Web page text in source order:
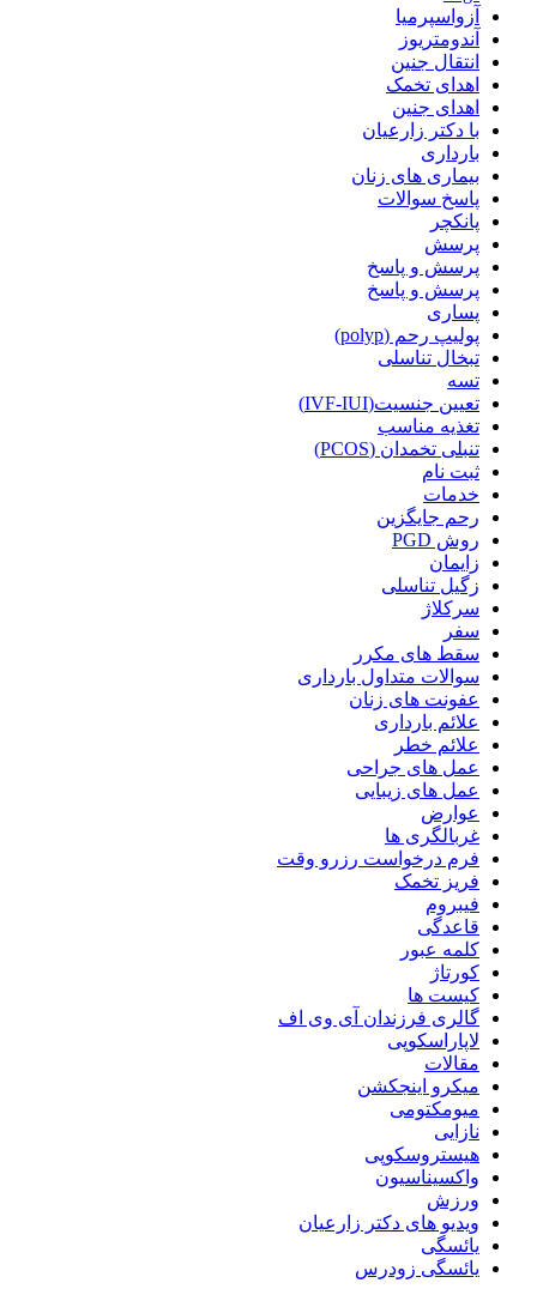
آزواسپرمیا
آندومتریوز
انتقال جنین
اهدای تخمک
اهدای جنین
با دکتر زارعیان
بارداری
بیماری های زنان
پاسخ سوالات
پانکچر
پرسش
پرسش و پاسخ
پرسش و پاسخ
پساری
پولیپ رحم (polyp)
تبخال تناسلی
تسه
تعیین جنسیت(IVF-IUI)
تغذیه مناسب
تنبلی تخمدان (PCOS)
ثبت نام
خدمات
رحم جایگزین
روش PGD
زایمان
زگیل تناسلی
سرکلاژ
سفر
سقط های مکرر
سوالات متداول بارداری
عفونت های زنان
علائم بارداری
علائم خطر
عمل های جراحی
عمل های زیبایی
عوارض
غربالگری ها
فرم درخواست رزرو وقت
فریز تخمک
فیبروم
قاعدگی
کلمه عبور
کورتاژ
کیست ها
گالری فرزندان آی وی اف
لاپاراسکوپی
مقالات
میکرو اینجکشن
میومکتومی
نازایی
هیستروسکوپی
واکسیناسیون
ورزش
ویدیو های دکتر زارعیان
یائسگی
یائسگی زودرس